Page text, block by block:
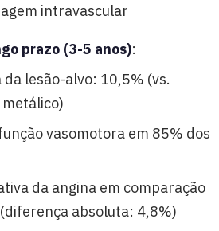
intravascular
prazo (3-5 anos):
da lesão-alvo: 10,5% (vs.
vasomotora em 85% dos
da angina em comparação
absoluta: 4,8%)